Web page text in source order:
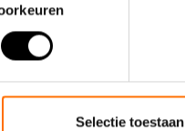
Selectie toestaan